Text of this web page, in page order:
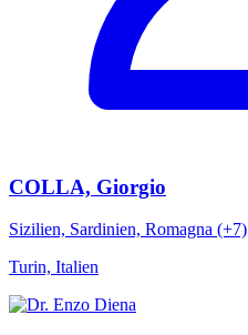
COLLA, Giorgio
Sizilien, Sardinien, Romagna (+7)
Turin, Italien